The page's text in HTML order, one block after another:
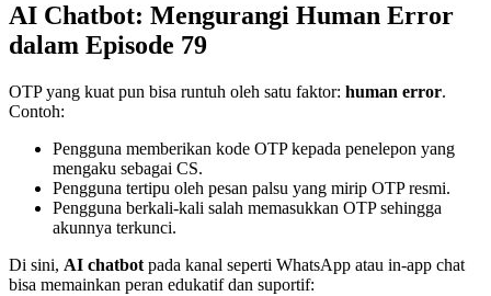
AI Chatbot: Mengurangi Human Error
dalam Episode 79
OTP yang kuat pun bisa runtuh oleh satu faktor: human error.
Contoh:
Pengguna memberikan kode OTP kepada penelepon yang
mengaku sebagai CS.
Pengguna tertipu oleh pesan palsu yang mirip OTP resmi.
Pengguna berkali-kali salah memasukkan OTP sehingga
akunnya terkunci.
Di sini, AI chatbot pada kanal seperti WhatsApp atau in-app chat
bisa memainkan peran edukatif dan suportif: